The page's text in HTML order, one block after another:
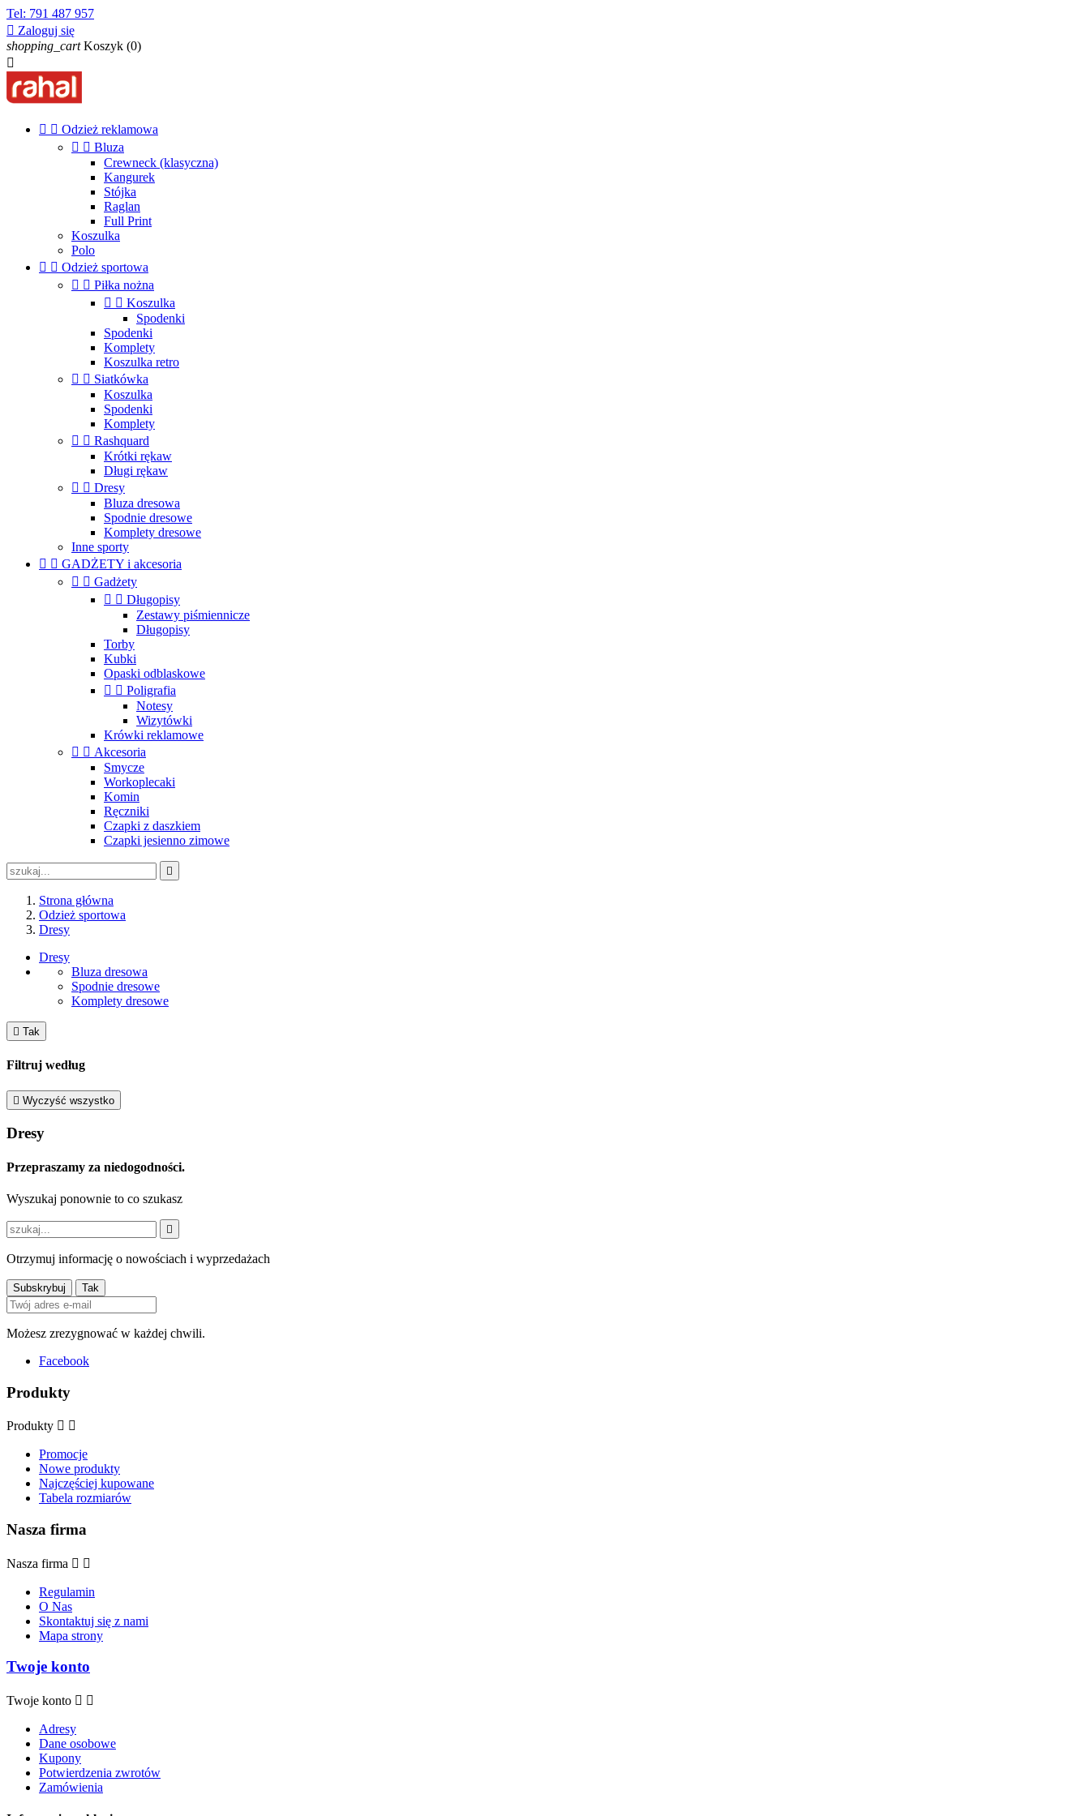
Tel: 791 487 957
 Zaloguj się
shopping_cart Koszyk (0)

  Odzież reklamowa
  Bluza
Crewneck (klasyczna)
Kangurek
Stójka
Raglan
Full Print
Koszulka
Polo
  Odzież sportowa
  Piłka nożna
  Koszulka
Spodenki
Spodenki
Komplety
Koszulka retro
  Siatkówka
Koszulka
Spodenki
Komplety
  Rashquard
Krótki rękaw
Długi rękaw
  Dresy
Bluza dresowa
Spodnie dresowe
Komplety dresowe
Inne sporty
  GADŻETY i akcesoria
  Gadżety
  Długopisy
Zestawy piśmiennicze
Długopisy
Torby
Kubki
Opaski odblaskowe
  Poligrafia
Notesy
Wizytówki
Krówki reklamowe
  Akcesoria
Smycze
Workoplecaki
Komin
Ręczniki
Czapki z daszkiem
Czapki jesienno zimowe

Strona główna
Odzież sportowa
Dresy
Dresy
Bluza dresowa
Spodnie dresowe
Komplety dresowe
 Tak
Filtruj według
 Wyczyść wszystko
Dresy
Przepraszamy za niedogodności.
Wyszukaj ponownie to co szukasz

Otrzymuj informację o nowościach i wyprzedażach
Możesz zrezygnować w każdej chwili.
Facebook
Produkty
Produkty  
Promocje
Nowe produkty
Najczęściej kupowane
Tabela rozmiarów
Nasza firma
Nasza firma  
Regulamin
O Nas
Skontaktuj się z nami
Mapa strony
Twoje konto
Twoje konto  
Adresy
Dane osobowe
Kupony
Potwierdzenia zwrotów
Zamówienia